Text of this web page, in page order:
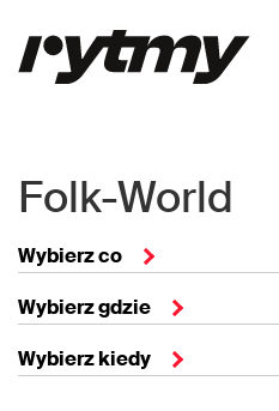
Folk-World
Wybierz co
Wybierz gdzie
Wybierz kiedy